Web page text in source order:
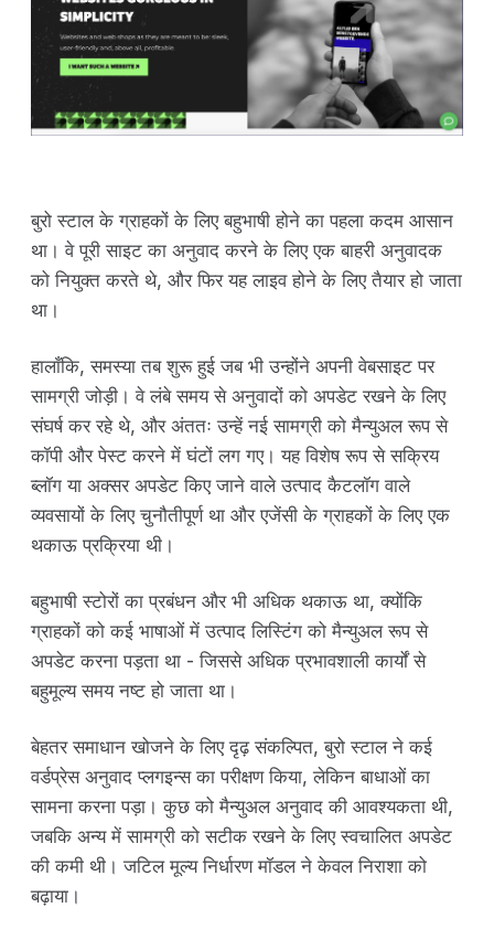
बुरो स्टाल के ग्राहकों के लिए बहुभाषी होने का पहला कदम आसान
था। वे पूरी साइट का अनुवाद करने के लिए एक बाहरी अनुवादक
को नियुक्त करते थे, और फिर यह लाइव होने के लिए तैयार हो जाता
था।
हालाँकि, समस्या तब शुरू हुई जब भी उन्होंने अपनी वेबसाइट पर
सामग्री जोड़ी। वे लंबे समय से अनुवादों को अपडेट रखने के लिए
संघर्ष कर रहे थे, और अंततः उन्हें नई सामग्री को मैन्युअल रूप से
कॉपी और पेस्ट करने में घंटों लग गए। यह विशेष रूप से सक्रिय
ब्लॉग या अक्सर अपडेट किए जाने वाले उत्पाद कैटलॉग वाले
व्यवसायों के लिए चुनौतीपूर्ण था और एजेंसी के ग्राहकों के लिए एक
थकाऊ प्रक्रिया थी।
बहुभाषी स्टोरों का प्रबंधन और भी अधिक थकाऊ था, क्योंकि
ग्राहकों को कई भाषाओं में उत्पाद लिस्टिंग को मैन्युअल रूप से
अपडेट करना पड़ता था - जिससे अधिक प्रभावशाली कार्यों से
बहुमूल्य समय नष्ट हो जाता था।
बेहतर समाधान खोजने के लिए दृढ़ संकल्पित, बुरो स्टाल ने कई
वर्डप्रेस अनुवाद प्लगइन्स का परीक्षण किया, लेकिन बाधाओं का
सामना करना पड़ा। कुछ को मैन्युअल अनुवाद की आवश्यकता थी,
जबकि अन्य में सामग्री को सटीक रखने के लिए स्वचालित अपडेट
की कमी थी। जटिल मूल्य निर्धारण मॉडल ने केवल निराशा को
बढ़ाया।